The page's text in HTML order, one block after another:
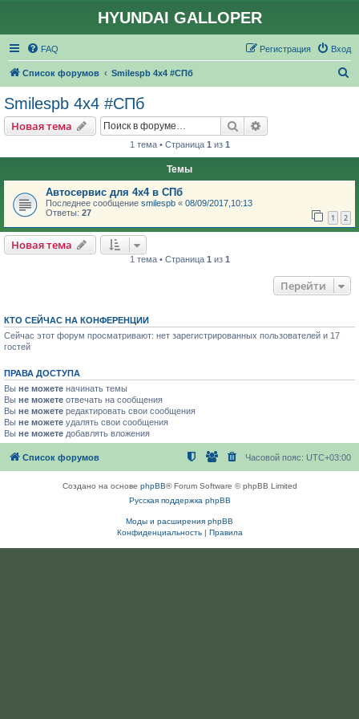
HYUNDAI GALLOPER
FAQ Вход
Регистрация
Список форумов Smilespb 4х4 #СПб
Smilespb 4х4 #СПб
Новая тема Поиск
1 тема • Страница 1 из 1
Темы
Автосервис для 4х4 в СПб
Последнее сообщение smilespb « 08/09/2017,10:13
Ответы: 27 1 2
Новая тема
1 тема • Страница 1 из 1
Перейти
КТО СЕЙЧАС НА КОНФЕРЕНЦИИ
Сейчас этот форум просматривают: нет зарегистрированных пользователей и 17
гостей
ПРАВА ДОСТУПА
Вы не можете начинать темы
Вы не можете отвечать на сообщения
Вы не можете редактировать свои сообщения
Вы не можете удалять свои сообщения
Вы не можете добавлять вложения
Список форумов Часовой пояс: UTC+03:00
Создано на основе phpBB® Forum Software © phpBB Limited
Русская поддержка phpBB
Моды и расширения phpBB
Конфиденциальность| Правила